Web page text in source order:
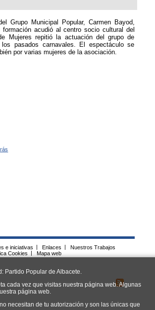
Partido Popular de Albacete.
cada vez que visitas nuestra página web. Algunas
página web.
necesitan de tu autorización y son las únicas que
Grupo Municipal Popular, Carmen Bayod,
acudió al centro socio cultural del
Mujeres repitió la actuación del grupo de
pasados carnavales. El espectáculo se
por varias mujeres de la asociación.
e iniciativas Enlaces
Nuestros Trabajos
Cookies
Mapa web